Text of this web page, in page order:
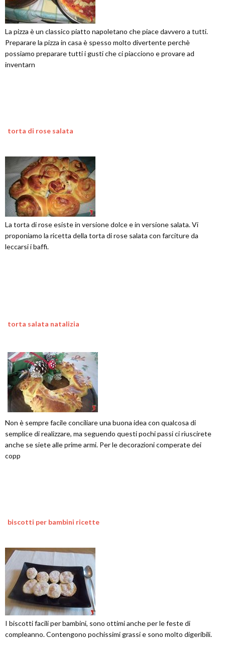
La pizza è un classico piatto napoletano che piace davvero a tutti.
Preparare la pizza in casa è spesso molto divertente perchè
possiamo preparare tutti i gusti che ci piacciono e provare ad
inventarn
torta di rose salata
La torta di rose esiste in versione dolce e in versione salata. Vi
proponiamo la ricetta della torta di rose salata con farciture da
leccarsi i baffi.
torta salata natalizia
Non è sempre facile conciliare una buona idea con qualcosa di
semplice di realizzare, ma seguendo questi pochi passi ci riuscirete
anche se siete alle prime armi. Per le decorazioni comperate dei
copp
biscotti per bambini ricette
I biscotti facili per bambini, sono ottimi anche per le feste di
compleanno. Contengono pochissimi grassi e sono molto digeribili.